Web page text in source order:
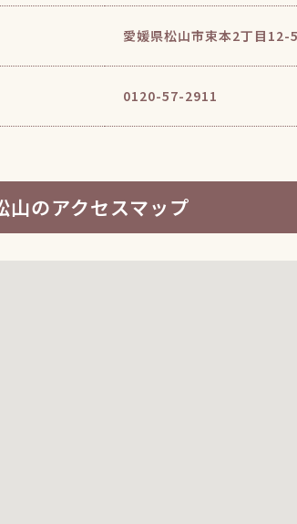
愛媛県松山市束本2丁目12-5
0120-57-2911
山のアクセスマップ